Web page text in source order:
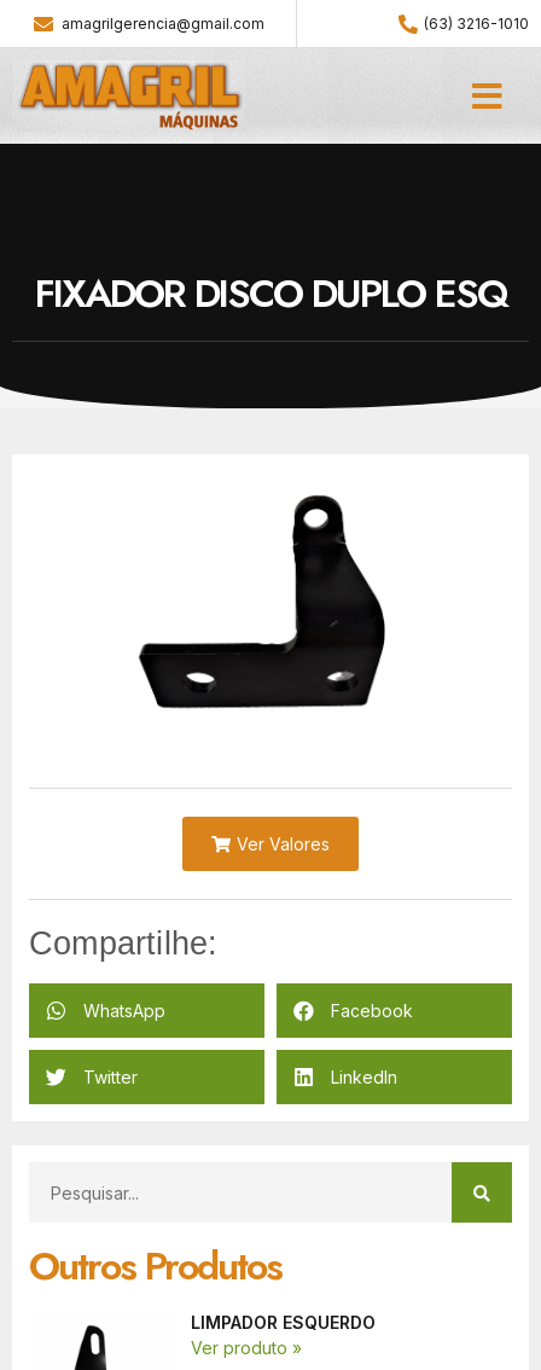
amagrilgerencia@gmail.com (63) 3216-1010
FIXADOR DISCO DUPLO ESQ
Ver Valores
Compartilhe:
WhatsApp Facebook
Twitter LinkedIn
Outros Produtos
LIMPADOR ESQUERDO
Ver produto »